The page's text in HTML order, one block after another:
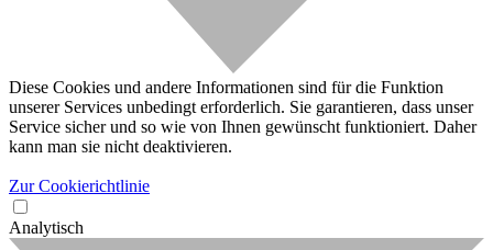
Diese Cookies und andere Informationen sind für die Funktion
unserer Services unbedingt erforderlich. Sie garantieren, dass unser
Service sicher und so wie von Ihnen gewünscht funktioniert. Daher
kann man sie nicht deaktivieren.
Zur Cookierichtlinie
Analytisch